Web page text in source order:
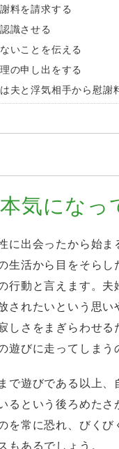
料を請求する
識させる
いことを伝える
の申し出をする
夫と浮気相手から慰謝
気にな
に出会ったから始
生活から目をそら
行動と言えます。
されたいという思
しさをまぎらわせ
遊びに走ってしまう
で遊びである以上
るという後ろめた
を常に恐れ、びく
もあるでしょう。